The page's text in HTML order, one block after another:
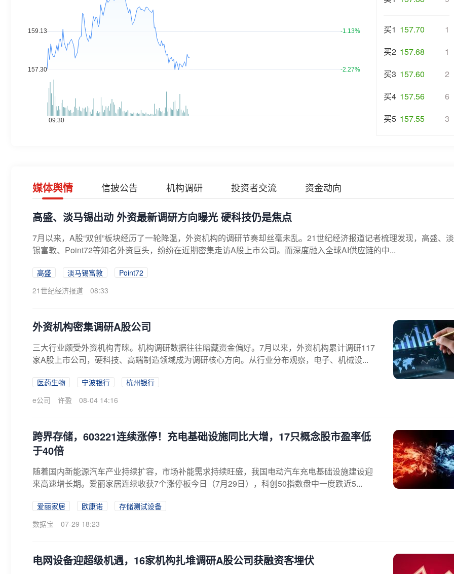
买1 157.70
1
买2 157.68
1
买3 157.60
2
买4 157.56
6
买5 157.55 3
媒体舆情 信披公告 机构调研 投资者交流 资金动向
高盛、淡马锡出动 外资最新调研方向曝光 硬科技仍是焦点
7月以来，A股“双创”板块经历了一轮降温，外资机构的调研节奏却丝毫未乱。21世纪经济报道记者梳理发现，高盛、
锡富敦、Point72等知名外资巨头，纷纷在近期密集走访A股上市公司。而深度融入全球AI供应链的中...
高盛 淡马锡富敦
Point72
21世纪经济报道
08:33
外资机构密集调研A股公司
三大行业颇受外资机构青睐。机构调研数据往往暗藏资金偏好。7月以来，外资机构累计调研117
家A股上市公司，硬科技、高端制造领域成为调研核心方向。从行业分布观察，电子、机械设...
医药生物 宁波银行
杭州银行
e公司
许盈 08-04 14:16
跨界存储，603221连续涨停！充电基础设施同比大增，17只概念股市盈率低
于40倍
随着国内新能源汽车产业持续扩容，市场补能需求持续旺盛，我国电动汽车充电基础设施建设迎
来高速增长期。爱丽家居连续收获7个涨停板今日（7月29日），科创50指数盘中一度跌近5...
爱丽家居 欧康诺
存储测试设备
数据宝
07-29 18:23
电网设备迎超级机遇，16家机构扎堆调研A股公司获融资客埋伏